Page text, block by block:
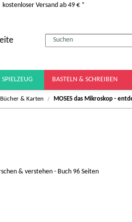
kostenloser Versand ab 49 € *
SPIELZEUG BASTELN & SCHREIBEN
Bücher & Karten MOSES das Mikroskop -